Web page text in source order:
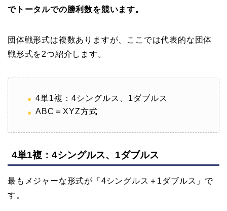
でトータルでの勝利数を競います。
団体戦形式は複数ありますが、ここでは代表的な団体
戦形式を2つ紹介します。
4単1複：4シングルス、1ダブルス
ABC＝XYZ方式
4単1複：4シングルス、1ダブルス
最もメジャーな形式が「4シングルス＋1ダブルス」で
す。